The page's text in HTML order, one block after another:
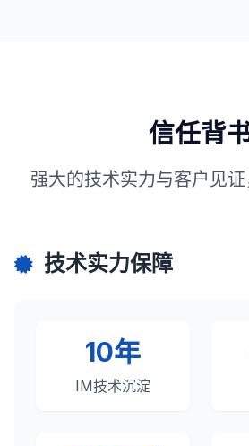
信任背
强大的技术实力与客户见
技术实力保障
10年
IM技术沉淀